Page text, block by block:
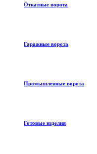
Откатные ворота
Гаражные ворота
Промышленные ворота
Готовые изделия